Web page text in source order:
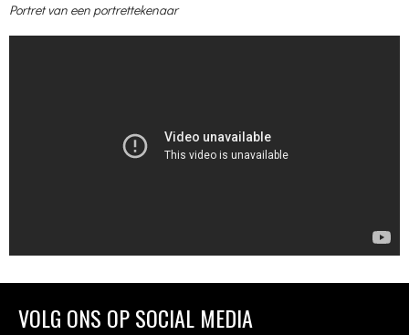
Portret van een portrettekenaar
VOLG ONS OP SOCIAL MEDIA